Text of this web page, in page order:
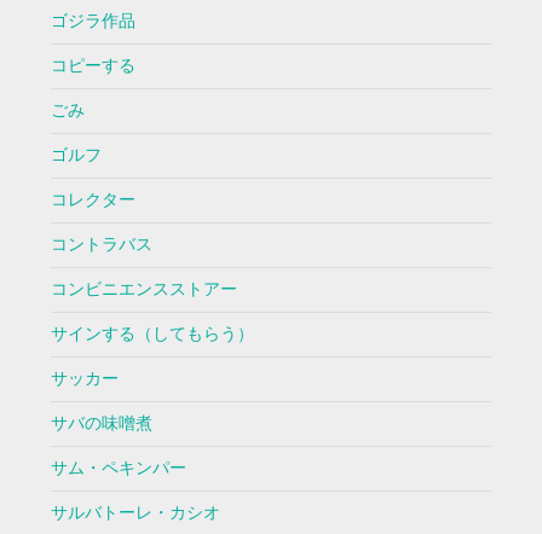
ゴジラ作品
コピーする
ごみ
ゴルフ
コレクター
コントラバス
コンビニエンスストアー
サインする（してもらう）
サッカー
サバの味噌煮
サム・ペキンパー
サルバトーレ・カシオ